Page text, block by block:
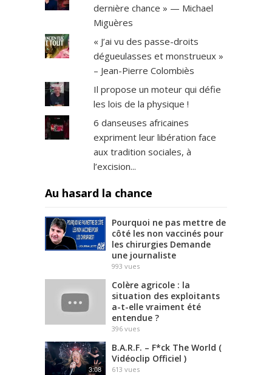
dernière chance » — Michael
Miguères
« J’ai vu des passe-droits
dégueulasses et monstrueux »
– Jean-Pierre Colombiès
Il propose un moteur qui défie
les lois de la physique !
6 danseuses africaines
expriment leur libération face
aux tradition sociales, à
l’excision...
Au hasard la chance
Pourquoi ne pas mettre de
côté les non vaccinés pour
les chirurgies Demande
une journaliste
993 vues
Colère agricole : la
situation des exploitants
a-t-elle vraiment été
entendue ?
396 vues
3:08
B.A.R.F. – F*ck The World (
Vidéoclip Officiel )
613 vues